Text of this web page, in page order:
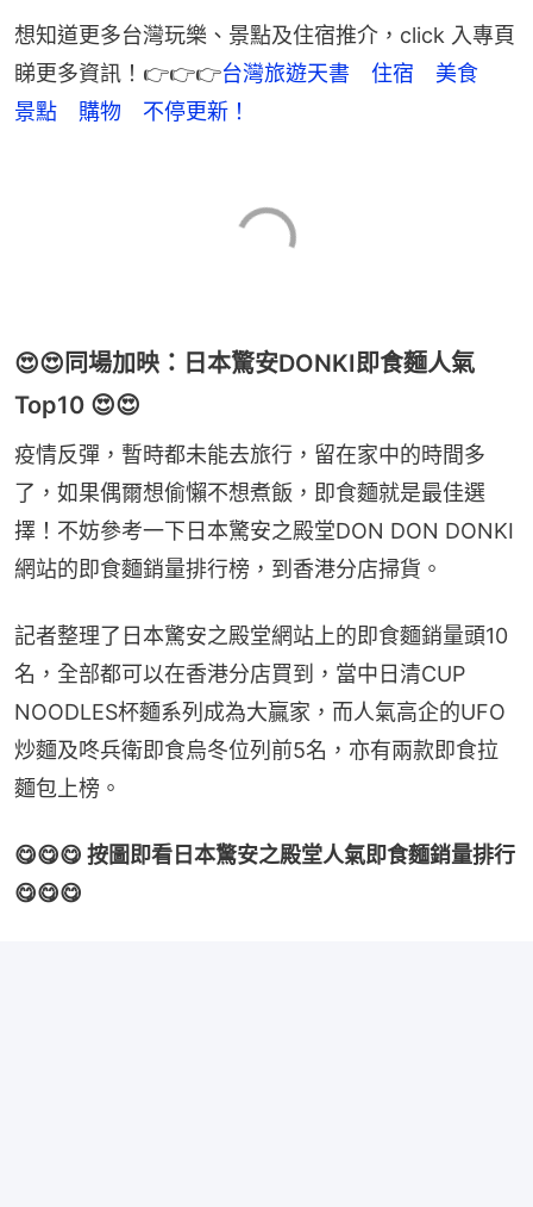
想知道更多台灣玩樂、景點及住宿推介，click 入專頁
睇更多資訊！👉👉👉台灣旅遊天書　住宿　美食
景點　購物　不停更新！
😍😍同場加映：日本驚安DONKI即食麵人氣
Top10 😍😍
疫情反彈，暫時都未能去旅行，留在家中的時間多
了，如果偶爾想偷懶不想煮飯，即食麵就是最佳選
擇！不妨參考一下日本驚安之殿堂DON DON DONKI
網站的即食麵銷量排行榜，到香港分店掃貨。
記者整理了日本驚安之殿堂網站上的即食麵銷量頭10
名，全部都可以在香港分店買到，當中日清CUP
NOODLES杯麵系列成為大贏家，而人氣高企的UFO
炒麵及咚兵衛即食烏冬位列前5名，亦有兩款即食拉
麵包上榜。
😋😋😋 按圖即看日本驚安之殿堂人氣即食麵銷量排行
😋😋😋